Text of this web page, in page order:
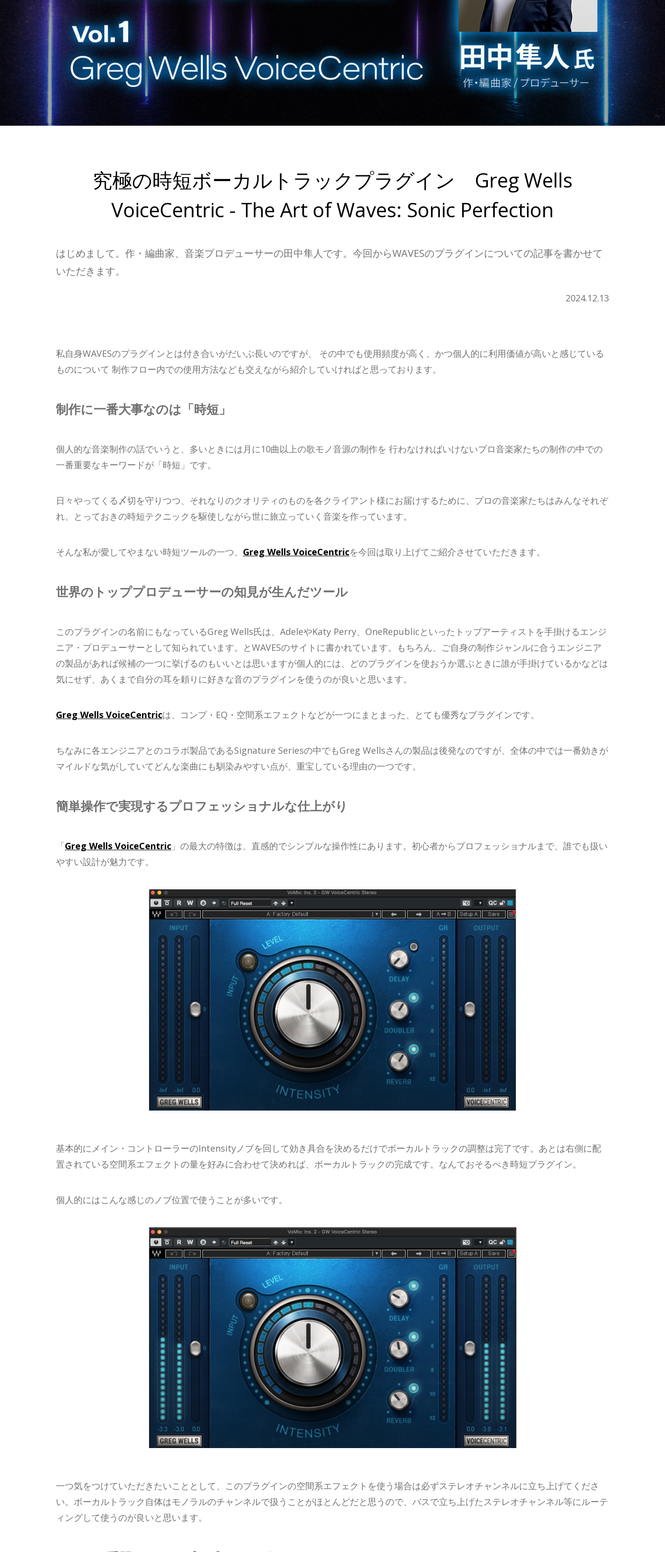
究極の時短ボーカルトラックプラグイン Greg Wells
VoiceCentric - The Art of Waves: Sonic Perfection
はじめまして。作・編曲家、音楽プロデューサーの田中隼人です。今回からWAVESのプラグインについての記事を書かせて
いただきます。
2024.12.13
私自身WAVESのプラグインとは付き合いがだいぶ長いのですが、 その中でも使用頻度が高く、かつ個人的に利用価値が高いと感じている
ものについて 制作フロー内での使用方法なども交えながら紹介していければと思っております。
制作に一番大事なのは「時短」
個人的な音楽制作の話でいうと、多いときには月に10曲以上の歌モノ音源の制作を 行わなければいけないプロ音楽家たちの制作の中での
一番重要なキーワードが「時短」です。
日々やってくる〆切を守りつつ、それなりのクオリティのものを各クライアント様にお届けするために、プロの音楽家たちはみんなそれぞ
れ、とっておきの時短テクニックを駆使しながら世に旅立っていく音楽を作っています。
そんな私が愛してやまない時短ツールの一つ、 Greg Wells VoiceCentricを今回は取り上げてご紹介させていただきます。
世界のトッププロデューサーの知見が生んだツール
このプラグインの名前にもなっているGreg Wells氏は、AdeleやKaty Perry、OneRepublicといったトップアーティストを手掛けるエンジ
ニア・プロデューサーとして知られています。とWAVESのサイトに書かれています。もちろん、ご自身の制作ジャンルに合うエンジニア
の製品があれば候補の一つに挙げるのもいいとは思いますが個人的には、どのプラグインを使おうか選ぶときに誰が手掛けているかなどは
気にせず、あくまで自分の耳を頼りに好きな音のプラグインを使うのが良いと思います。
Greg Wells VoiceCentricは、コンプ・EQ・空間系エフェクトなどが一つにまとまった、とても優秀なプラグインです。
ちなみに各エンジニアとのコラボ製品であるSignature Seriesの中でもGreg Wellsさんの製品は後発なのですが、全体の中では一番効きが
マイルドな気がしていてどんな楽曲にも馴染みやすい点が、重宝している理由の一つです。
簡単操作で実現するプロフェッショナルな仕上がり
「Greg Wells VoiceCentric 」の最大の特徴は、直感的でシンプルな操作性にあります。初心者からプロフェッショナルまで、誰でも扱い
やすい設計が魅力です。
基本的にメイン・コントローラーのIntensityノブを回して効き具合を決めるだけでボーカルトラックの調整は完了です。あとは右側に配
置されている空間系エフェクトの量を好みに合わせて決めれば、ボーカルトラックの完成です。なんておそるべき時短プラグイン。
個人的にはこんな感じのノブ位置で使うことが多いです。
一つ気をつけていただきたいこととして、このプラグインの空間系エフェクトを使う場合は必ずステレオチャンネルに立ち上げてくださ
い。ボーカルトラック自体はモノラルのチャンネルで扱うことがほとんどだと思うので、バスで立ち上げたステレオチャンネル等にルーテ
ィングして使うのが良いと思います。